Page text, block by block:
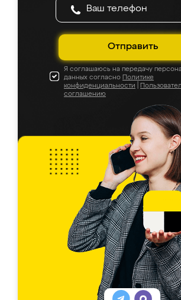
Отправить
Я соглашаюсь на передачу
данных согласно Политике
конфиденциальности
соглашению